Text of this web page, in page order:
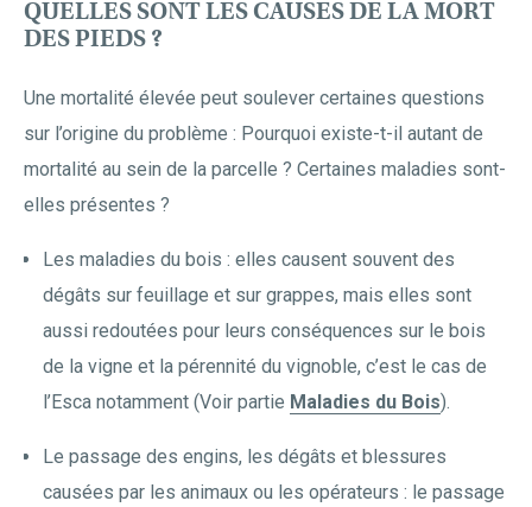
QUELLES SONT LES CAUSES DE LA MORT
DES PIEDS ?
Une mortalité élevée peut soulever certaines questions
sur l’origine du problème : Pourquoi existe-t-il autant de
mortalité au sein de la parcelle ? Certaines maladies sont-
elles présentes ?
Les maladies du bois : elles causent souvent des
dégâts sur feuillage et sur grappes, mais elles sont
aussi redoutées pour leurs conséquences sur le bois
de la vigne et la pérennité du vignoble, c’est le cas de
l’Esca notamment (Voir partie Maladies du Bois).
Le passage des engins, les dégâts et blessures
causées par les animaux ou les opérateurs : le passage